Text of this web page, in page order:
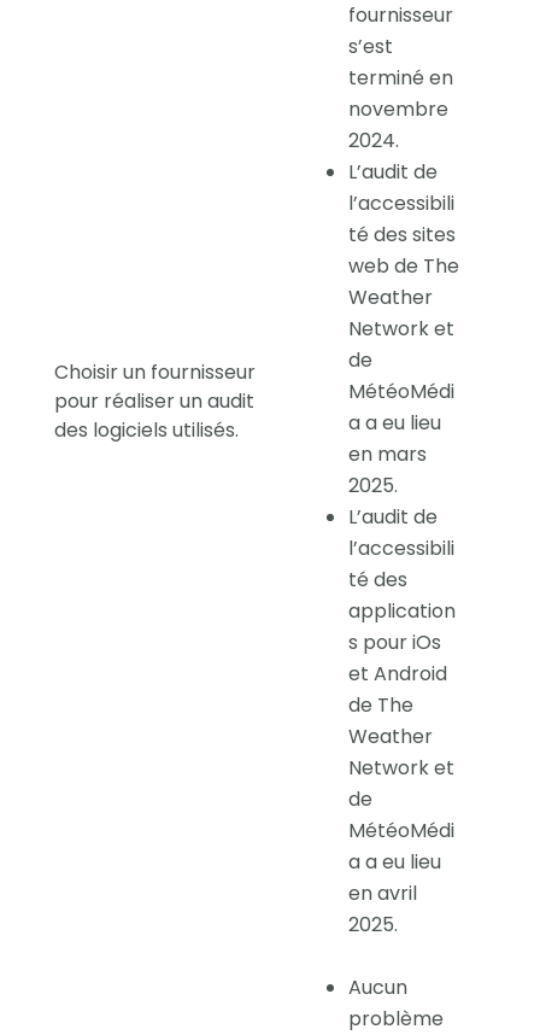
Choisir un fournisseur
pour réaliser un audit
des logiciels utilisés.
fournisseur
s’est
terminé en
novembre
2024.
L’audit de
l’accessibili
té des sites
web de The
Weather
Network et
de
MétéoMédi
a a eu lieu
en mars
2025.
L’audit de
l’accessibili
té des
application
s pour iOs
et Android
de The
Weather
Network et
de
MétéoMédi
a a eu lieu
en avril
2025.
Aucun
problème